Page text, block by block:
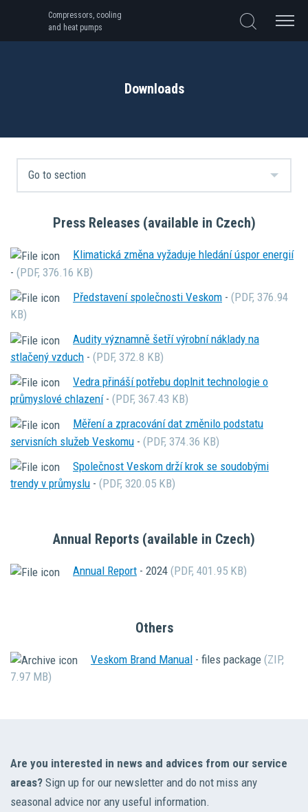
Compressors, cooling
and heat pumps
Downloads
Press Releases (available in Czech)
Klimatická změna vyžaduje hledání úspor energií
- (PDF, 376.16 KB)
Představení společnosti Veskom - (PDF, 376.94
KB)
Audity významně šetří výrobní náklady na
stlačený vzduch - (PDF, 372.8 KB)
Vedra přináší potřebu doplnit technologie o
průmyslové chlazení - (PDF, 367.43 KB)
Měření a zpracování dat změnilo podstatu
servisních služeb Veskomu - (PDF, 374.36 KB)
Společnost Veskom drží krok se soudobými
trendy v průmyslu - (PDF, 320.05 KB)
Annual Reports (available in Czech)
Annual Report - 2024 (PDF, 401.95 KB)
Others
Veskom Brand Manual - files package (ZIP,
7.97 MB)
Are you interested in news and advices from our service
areas? Sign up for our newsletter and do not miss any
seasonal advice nor any useful information.